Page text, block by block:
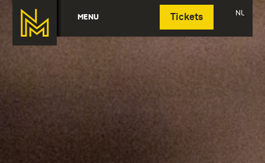
MENU Tickets NL
Deutsch